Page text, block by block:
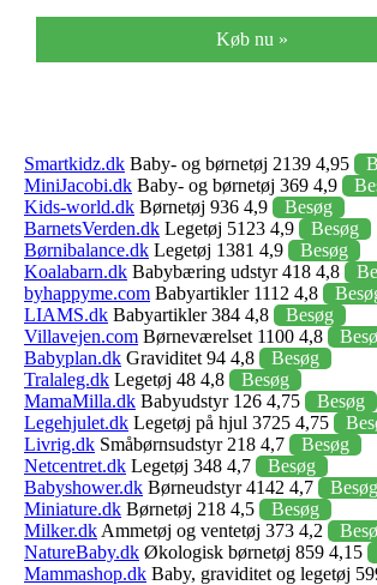
Køb nu »
Smartkidz.dk Baby- og børnetøj 2139 4,95
MiniJacobi.dk Baby- og børnetøj 369 4,9
Kids-world.dk Børnetøj 936 4,9
Besøg
BarnetsVerden.dk Legetøj 5123 4,9
Besøg
Børnibalance.dk Legetøj 1381 4,9
Besøg
Koalabarn.dk Babybæring udstyr 418 4,8
byhappyme.com Babyartikler 1112 4,8
LIAMS.dk Babyartikler 384 4,8
Besøg
Villavejen.com Børneværelset 1100 4,8
Babyplan.dk Graviditet 94 4,8
Besøg
Tralaleg.dk Legetøj 48 4,8
Besøg
MamaMilla.dk Babyudstyr 126 4,75
Besøg
Legehjulet.dk Legetøj på hjul 3725 4,75
Livrig.dk Småbørnsudstyr 218 4,7
Besøg
Netcentret.dk Legetøj 348 4,7
Besøg
Babyshower.dk Børneudstyr 4142 4,7
Besøg
Miniature.dk Børnetøj 218 4,5
Besøg
Milker.dk Ammetøj og ventetøj 373 4,2
NatureBaby.dk Økologisk børnetøj 859 4,15
Mammashop.dk Baby, graviditet og legetøj